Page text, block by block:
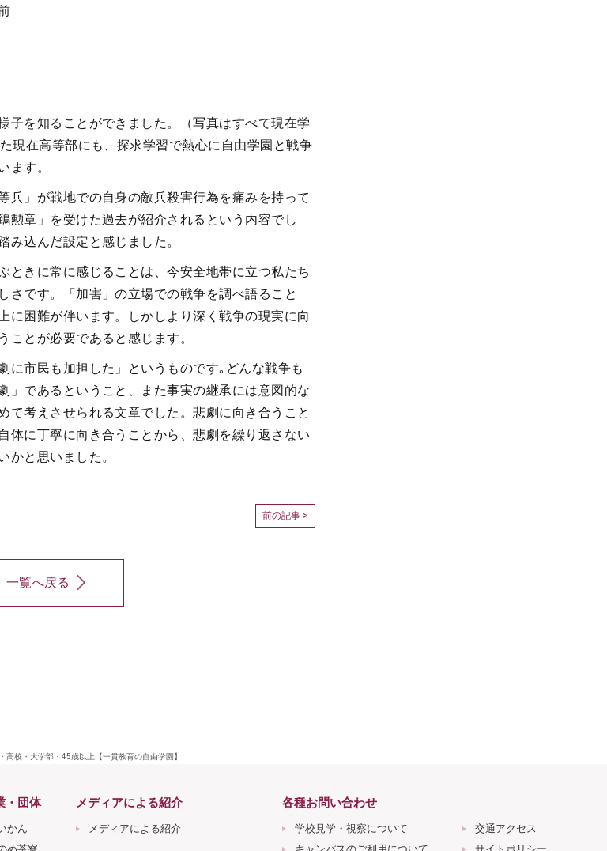
子を知ることができました。（写真はすべて現在学
現在高等部にも、探求学習で熱心に自由学園と戦争
ます。
兵」が戦地での自身の敵兵殺害行為を痛みを持って
勲章」を受けた過去が紹介されるという内容でし
み込んだ設定と感じました。
ときに常に感じることは、今安全地帯に立つ私たち
さです。「加害」の立場での戦争を調べ語ること
に困難が伴います。しかしより深く戦争の現実に向
ことが必要であると感じます。
に市民も加担した」というものです｡どんな戦争も
」であるということ、また事実の継承には意図的な
て考えさせられる文章でした。悲劇に向き合うこと
体に丁寧に向き合うことから、悲劇を繰り返さない
かと思いました。
前の記事 >
一覧へ戻る
校・大学部・45歳以上【一貫教育の自由学園】
・団体
かん
メディアによる紹介
メディアによる紹介
各種お問い合わせ
学校見学・視察について
交通アクセス